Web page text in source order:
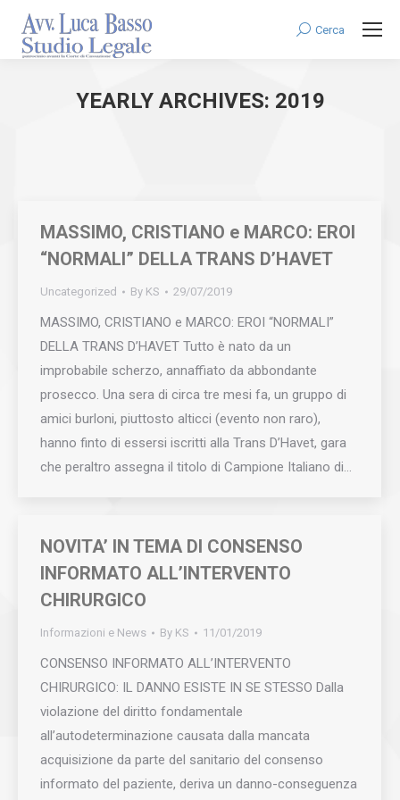
Search:
Cerca
YEARLY ARCHIVES: 2019
MASSIMO, CRISTIANO e MARCO: EROI
“NORMALI” DELLA TRANS D’HAVET
Uncategorized By KS 29/07/2019
MASSIMO, CRISTIANO e MARCO: EROI “NORMALI”
DELLA TRANS D’HAVET Tutto è nato da un
improbabile scherzo, annaffiato da abbondante
prosecco. Una sera di circa tre mesi fa, un gruppo di
amici burloni, piuttosto alticci (evento non raro),
hanno finto di essersi iscritti alla Trans D’Havet, gara
che peraltro assegna il titolo di Campione Italiano di…
NOVITA’ IN TEMA DI CONSENSO
INFORMATO ALL’INTERVENTO
CHIRURGICO
Informazioni e News By KS 11/01/2019
CONSENSO INFORMATO ALL’INTERVENTO
CHIRURGICO: IL DANNO ESISTE IN SE STESSO Dalla
violazione del diritto fondamentale
all’autodeterminazione causata dalla mancata
acquisizione da parte del sanitario del consenso
informato del paziente, deriva un danno-conseguenza